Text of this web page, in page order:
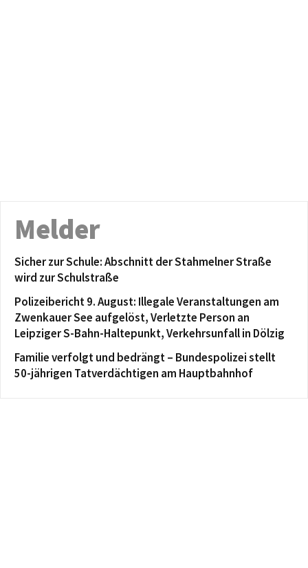
Melder
Sicher zur Schule: Abschnitt der Stahmelner Straße
wird zur Schulstraße
Polizeibericht 9. August: Illegale Veranstaltungen am
Zwenkauer See aufgelöst, Verletzte Person an
Leipziger S-Bahn-Haltepunkt, Verkehrsunfall in Dölzig
Familie verfolgt und bedrängt – Bundespolizei stellt
50-jährigen Tatverdächtigen am Hauptbahnhof